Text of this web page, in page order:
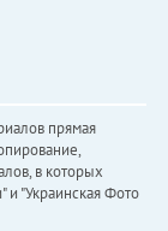
прямая
в которых
и "Украинская Фото